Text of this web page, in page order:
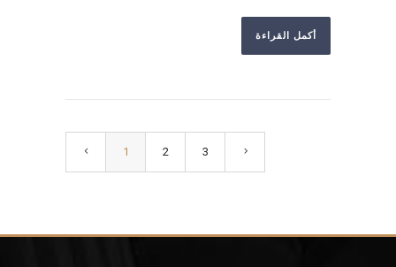
أكمل القراءة
1 2 3